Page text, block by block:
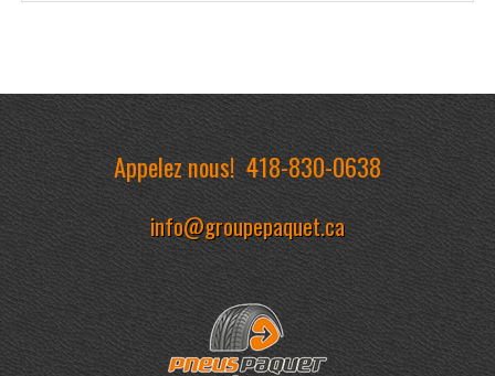
Appelez nous!418-830-0638
info@groupepaquet.ca